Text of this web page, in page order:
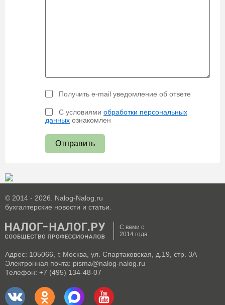
Получить e-mail уведомление об ответе
С условиями обработки персональных
данных ознакомлен
Отправить
© 2014 - 2026. Nalog-Nalog.ru
бухгалтерские новости и статьи.
С вами с
2014 года
Адрес: 105066, г. Москва, ул. Спартаковская, д.19, стр. 3А
Электронная почта: pisma@nalog-nalog.ru
Телефон: +7 (495) 134-48-07